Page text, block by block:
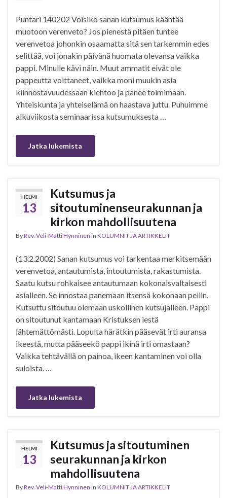
Puntari 140202 Voisiko sanan kutsumus kääntää
muotoon verenveto? Jos pienestä pitäen tuntee
verenvetoa johonkin osaamatta sitä sen tarkemmin edes
selittää, voi jonakin päivänä huomata olevansa vaikka
pappi. Minulle kävi näin. Muut ammatit eivät ole
pappeutta voittaneet, vaikka moni muukin asia
kiinnostavuudessaan kiehtoo ja panee toimimaan.
Yhteiskunta ja yhteiselämä on haastava juttu. Puhuimme
alkuviikosta seminaarissa kutsumuksesta …
Jatka lukemista
HELMI
13
Kutsumus ja
sitoutuminenseurakunnan ja
kirkon mahdollisuutena
ByRev. Veli-Matti Hynninen in KOLUMNIT JA ARTIKKELIT
(13.2.2002) Sanan kutsumus voi tarkentaa merkitsemään
verenvetoa, antautumista, intoutumista, rakastumista.
Saatu kutsu rohkaisee antautumaan kokonaisvaltaisesti
asialleen. Se innostaa panemaan itsensä kokonaan peliin.
Kutsuttu sitoutuu olemaan uskollinen kutsujalleen. Pappi
on sitoutunut kantamaan Kristuksen iestä
lähtemättömästi. Lopulta härätkin pääsevät irti auransa
ikeestä, mutta pääseekö pappi ikinä irti omastaan?
Vaikka tehtävällä on painoa, ikeen kantaminen voi olla
suloista. …
Jatka lukemista
HELMI
13
Kutsumus ja sitoutuminen
seurakunnan ja kirkon
mahdollisuutena
ByRev. Veli-Matti Hynninen in KOLUMNIT JA ARTIKKELIT